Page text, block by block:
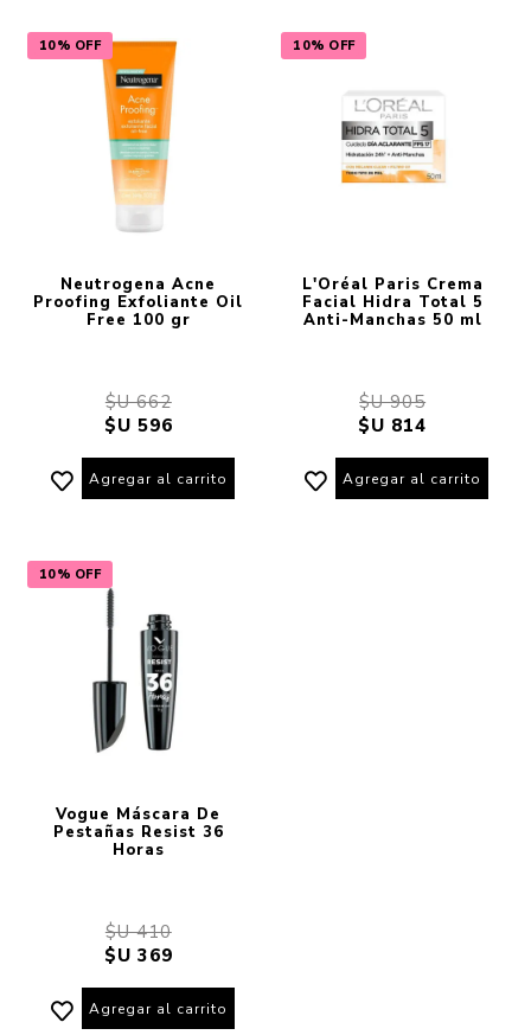
10% OFF
Neutrogena Acne
Proofing Exfoliante Oil
Free 100 gr
$U 662
$U 596
Agregar al carrito
10% OFF
L'Oréal Paris Crema
Facial Hidra Total 5
Anti-Manchas 50 ml
$U 905
$U 814
Agregar al carrito
10% OFF
Vogue Máscara De
Pestañas Resist 36
Horas
$U 410
$U 369
Agregar al carrito